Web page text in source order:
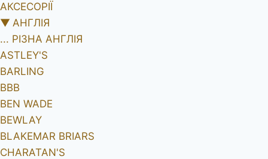
АКСЕСОРІЇ
▼ АНГЛІЯ
... РІЗНА АНГЛІЯ
ASTLEY'S
BARLING
BBB
BEN WADE
BEWLAY
BLAKEMAR BRIARS
CHARATAN'S